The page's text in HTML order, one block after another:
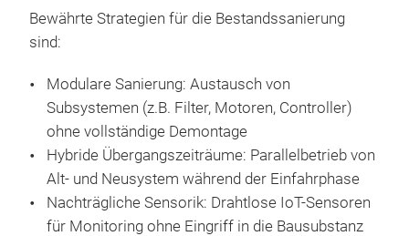
Bewährte Strategien für die Bestandssanierung
sind:
Modulare Sanierung: Austausch von
Subsystemen (z.B. Filter, Motoren, Controller)
ohne vollständige Demontage
Hybride Übergangszeiträume: Parallelbetrieb von
Alt- und Neusystem während der Einfahrphase
Nachträgliche Sensorik: Drahtlose IoT-Sensoren
für Monitoring ohne Eingriff in die Bausubstanz